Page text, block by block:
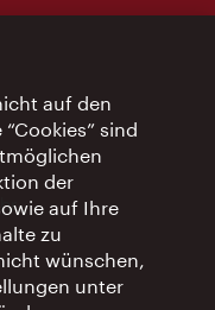
auf den
sind
der
auf Ihre
zu
wünschen,
unter